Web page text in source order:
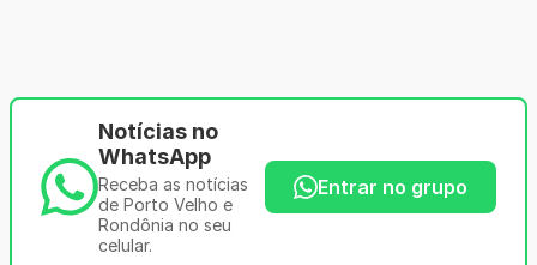
Notícias no
WhatsApp
Receba as notícias
de Porto Velho e
Rondônia no seu
celular.
Entrar no grupo